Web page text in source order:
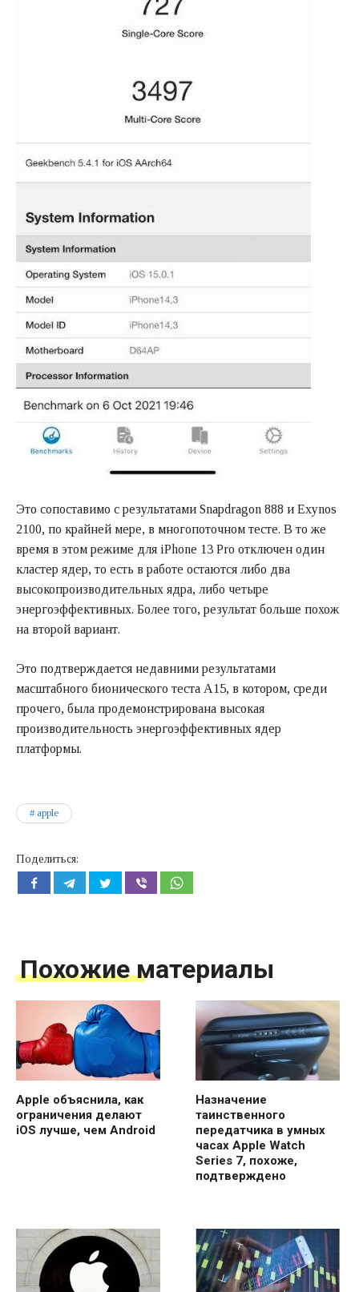
Это сопоставимо с результатами Snapdragon 888 и Exynos
2100, по крайней мере, в многопоточном тесте. В то же
время в этом режиме для iPhone 13 Pro отключен один
кластер ядер, то есть в работе остаются либо два
высокопроизводительных ядра, либо четыре
энергоэффективных. Более того, результат больше похож
на второй вариант.
Это подтверждается недавними результатами
масштабного бионического теста A15, в котором, среди
прочего, была продемонстрирована высокая
производительность энергоэффективных ядер
платформы.
apple
Поделиться:
Похожие материалы
Apple объяснила, как
ограничения делают
iOS лучше, чем Android
Назначение
таинственного
передатчика в умных
часах Apple Watch
Series 7, похоже,
подтверждено